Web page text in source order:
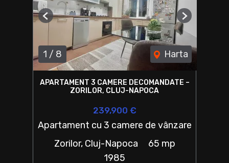
1 / 8 Harta
Previous Next
APARTAMENT 3 CAMERE DECOMANDATE –
ZORILOR, CLUJ-NAPOCA
239,900 €
Apartament cu 3 camere de vânzare
Zorilor, Cluj-Napoca
65 mp
1985